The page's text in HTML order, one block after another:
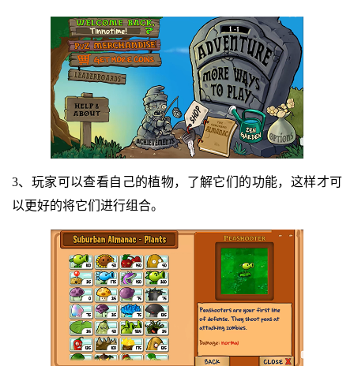
3、玩家可以查看自己的植物，了解它们的功能，这样才可
以更好的将它们进行组合。